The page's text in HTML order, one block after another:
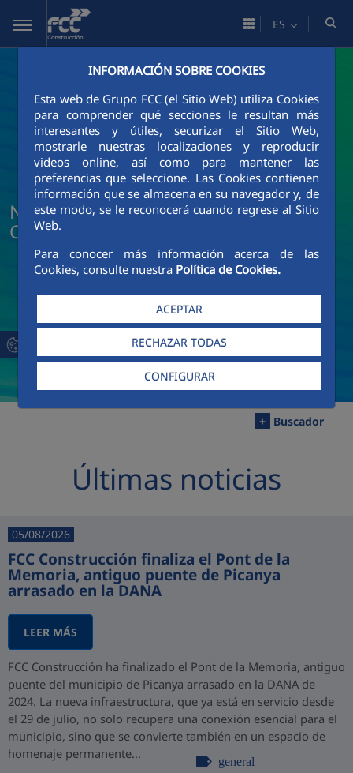
Saltar al contenido principal
INFORMACIÓN SOBRE COOKIES
Esta web de Grupo FCC (el Sitio Web) utiliza Cookies
para comprender qué secciones le resultan más
interesantes y útiles, securizar el Sitio Web,
mostrarle nuestras localizaciones y reproducir
videos online, así como para mantener las
preferencias que seleccione. Las Cookies contienen
información que se almacena en su navegador y, de
este modo, se le reconocerá cuando regrese al Sitio
Web.
Para conocer más información acerca de las
Cookies, consulte nuestra Política de Cookies.
ACEPTAR
RECHAZAR TODAS
CONFIGURAR
ES
Noticias y actualidad de FCC
Construcción
+ Buscador
Últimas noticias
05/08/2026
FCC Construcción finaliza el Pont de la
Memoria, antiguo puente de Picanya
arrasado en la DANA
LEER MÁS
FCC Construcción ha finalizado el Pont de la Memoria, antiguo
puente del municipio de Picanya arrasado en la DANA de
2024. La nueva infraestructura, que ya está en servicio desde
el 29 de julio, no solo recupera una conexión esencial para el
municipio, sino que se convierte también en un espacio de
homenaje permanente...
general